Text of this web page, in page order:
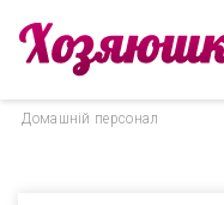
Домашнiй персонал